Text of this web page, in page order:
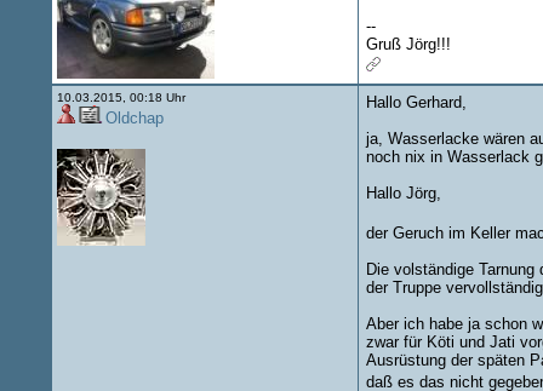
--
Gruß Jörg!!!
10.03.2015, 00:18 Uhr
Oldchap
Hallo Gerhard,
ja, Wasserlacke wären
noch nix in Wasserlack
Hallo Jörg,
der Geruch im Keller
Die volständige
der Truppe
Aber ich habe ja schon
zwar für Köti und Jati
Ausrüstung der späten
daß es das nicht